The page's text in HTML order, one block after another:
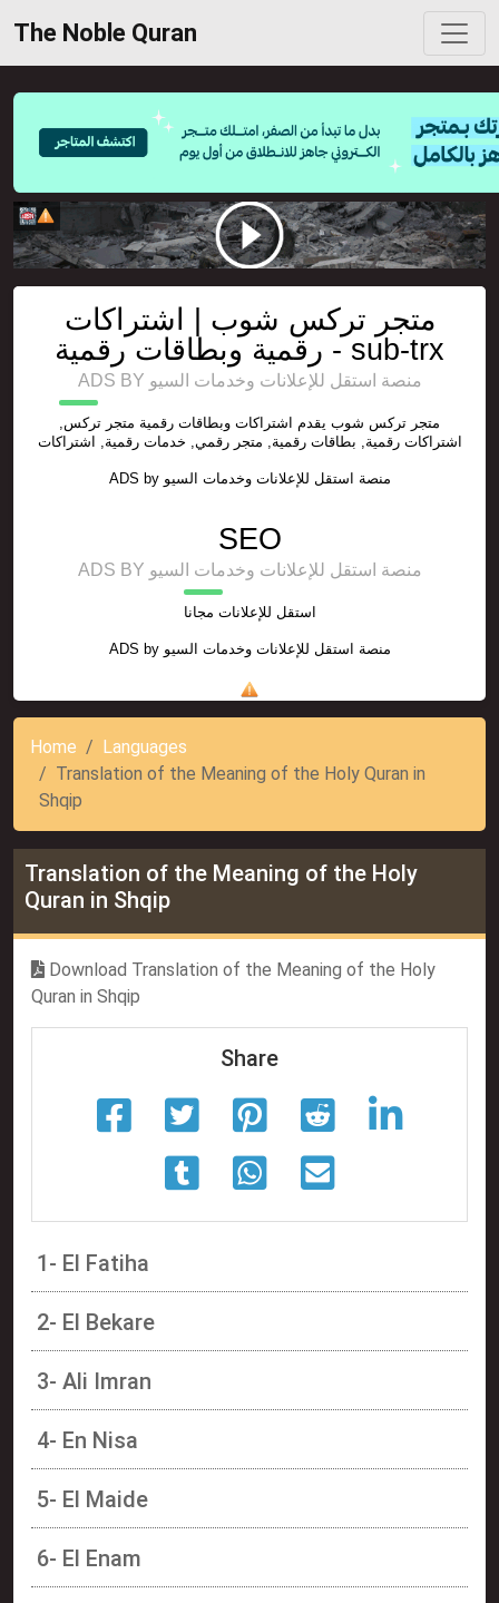
The Noble Quran
متجر تركس شوب | اشتراكات
رقمية وبطاقات رقمية - sub-trx
ADS BY منصة استقل للإعلانات وخدمات السيو
متجر تركس شوب يقدم اشتراكات وبطاقات رقمية متجر تركس,
اشتراكات رقمية, بطاقات رقمية, متجر رقمي, خدمات رقمية, اشتراكات
ADS by منصة استقل للإعلانات وخدمات السيو
SEO
ADS BY منصة استقل للإعلانات وخدمات السيو
استقل للإعلانات مجانا
ADS by منصة استقل للإعلانات وخدمات السيو
Home
Languages
Translation of the Meaning of the Holy Quran in
Shqip
Translation of the Meaning of the Holy
Quran in Shqip
Download Translation of the Meaning of the Holy
Quran in Shqip
Share
1- El Fatiha
2- El Bekare
3- Ali Imran
4- En Nisa
5- El Maide
6- El Enam